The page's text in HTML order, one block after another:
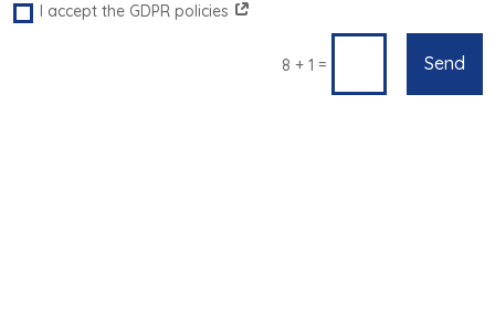
I accept the GDPR policies
8 + 1 = Send